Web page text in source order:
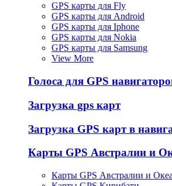
GPS карты для Fly
GPS карты для Android
GPS карты для Iphone
GPS карты для Nokia
GPS карты для Samsung
View More
Голоса для GPS
Загрузка gps карт
Загрузка GPS карт в
Карты GPS Австралии и
Карты GPS Австралии и